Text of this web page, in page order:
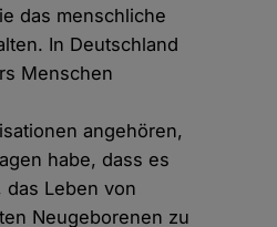
das menschliche
In Deutschland
Menschen
angehören,
habe, dass es
das Leben von
Neugeborenen zu